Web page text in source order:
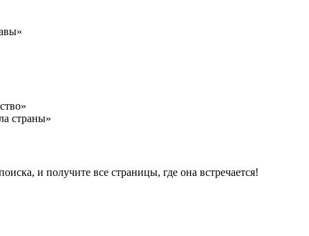
страны»
и получите все страницы, где она встречается!